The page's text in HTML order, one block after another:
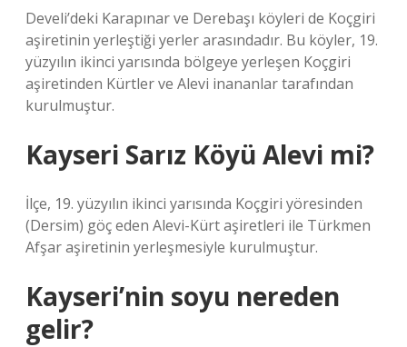
Develi’deki Karapınar ve Derebaşı köyleri de Koçgiri
aşiretinin yerleştiği yerler arasındadır. Bu köyler, 19.
yüzyılın ikinci yarısında bölgeye yerleşen Koçgiri
aşiretinden Kürtler ve Alevi inananlar tarafından
kurulmuştur.
Kayseri Sarız Köyü Alevi mi?
İlçe, 19. yüzyılın ikinci yarısında Koçgiri yöresinden
(Dersim) göç eden Alevi-Kürt aşiretleri ile Türkmen
Afşar aşiretinin yerleşmesiyle kurulmuştur.
Kayseri’nin soyu nereden
gelir?